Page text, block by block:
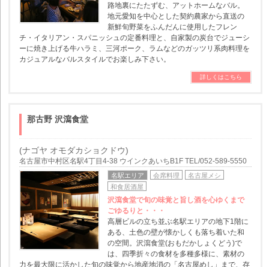
路地裏にたたずむ、アットホームなバル。
地元愛知を中心とした契約農家から直送の
新鮮旬野菜をふんだんに使用したフレン
チ・イタリアン・スパニッシュの定番料理と、自家製の炭台でジューシ
ーに焼き上げる牛ハラミ、三河ポーク、ラムなどのガッツリ系肉料理を
カジュアルなバルスタイルでお楽しみ下さい。
詳しくはこちら
那古野 沢瀉食堂
(ナゴヤ オモダカショクドウ)
名古屋市中村区名駅4丁目4-38 ウインクあいちB1F TEL/052-589-5550
名駅エリア 会席料理
名古屋メシ
和食居酒屋
沢瀉食堂で旬の味覚と旨し酒を心ゆくまで
ごゆるりと・・・
高層ビルの立ち並ぶ名駅エリアの地下1階に
ある、土色の壁が懐かしくも落ち着いた和
の空間。沢瀉食堂(おもだかしょくどう)で
は、四季折々の食材を多種多様に、素材の
力を最大限に活かした旬の味覚から地産地消の「名古屋めし」まで、存